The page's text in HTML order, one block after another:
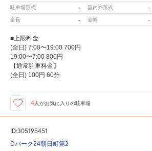
駐車場形式 - 屋内外形式 -
全長 - 全幅 -
■上限料金
(全日) 7:00〜19:00 700円
19:00〜7:00 800円
【通常駐車料金】
(全日) 100円 60分
4人がお気に入りの駐車場
ID:305195451
Dパーク24朝日町第2